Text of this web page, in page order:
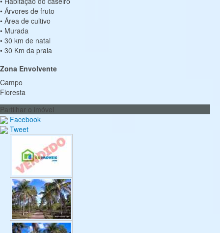
• Árvores de fruto
• Área de cultivo
• Murada
• 30 km de natal
• 30 Km da praia
Zona Envolvente
Campo
Floresta
Partilhar o imóvel
Facebook
Tweet